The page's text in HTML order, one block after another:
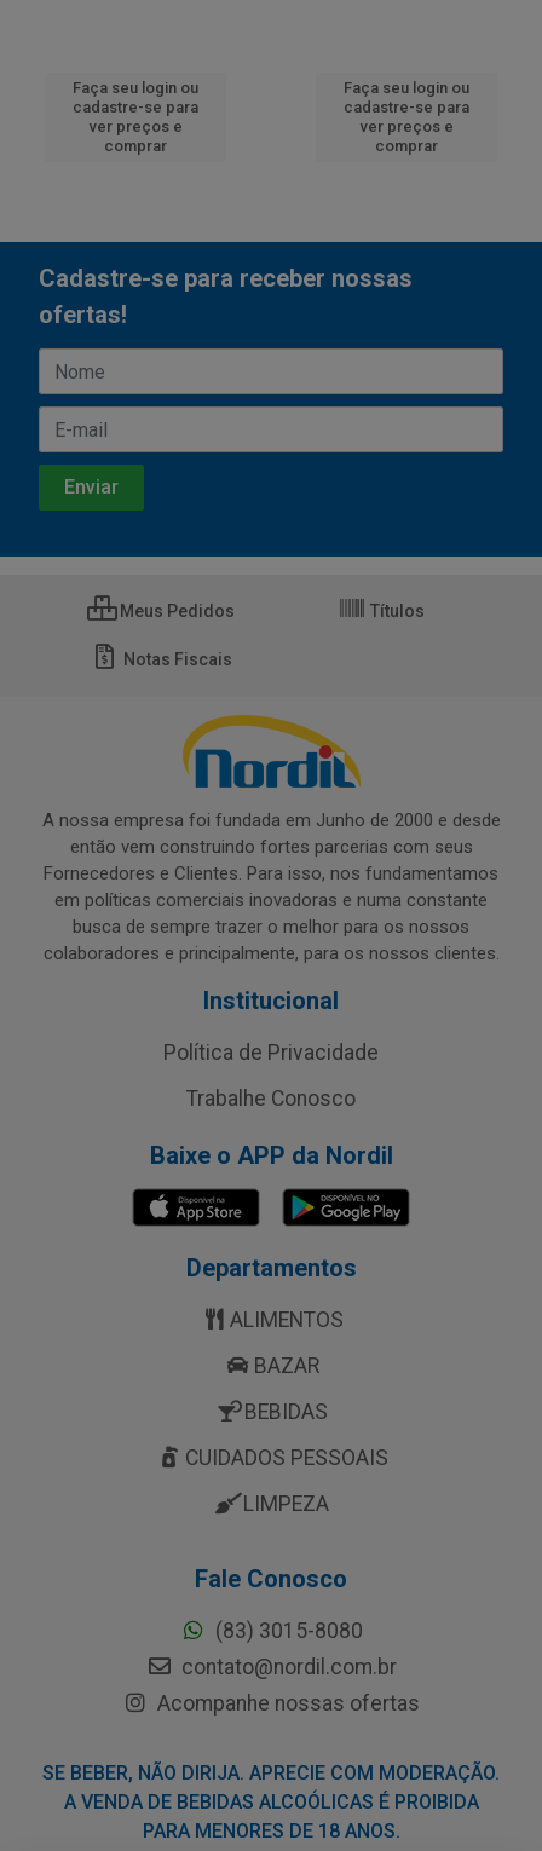
Faça seu login ou
cadastre-se para
ver preços e
comprar
Faça seu login ou
cadastre-se para
ver preços e
comprar
Cadastre-se para receber nossas
ofertas!
Meus Pedidos Títulos
Notas Fiscais
A nossa empresa foi fundada em Junho de 2000 e desde
então vem construindo fortes parcerias com seus
Fornecedores e Clientes. Para isso, nos fundamentamos
em políticas comerciais inovadoras e numa constante
busca de sempre trazer o melhor para os nossos
colaboradores e principalmente, para os nossos clientes.
Institucional
Política de Privacidade
Trabalhe Conosco
Baixe o APP da Nordil
Departamentos
ALIMENTOS
BAZAR
BEBIDAS
CUIDADOS PESSOAIS
LIMPEZA
Fale Conosco
(83) 3015-8080
contato@nordil.com.br
Acompanhe nossas ofertas
SE BEBER, NÃO DIRIJA. APRECIE COM MODERAÇÃO.
A VENDA DE BEBIDAS ALCOÓLICAS É PROIBIDA
PARA MENORES DE 18 ANOS.